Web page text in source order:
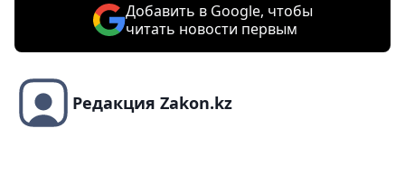
Добавить в Google, чтобы
читать новости первым
Редакция Zakon.kz